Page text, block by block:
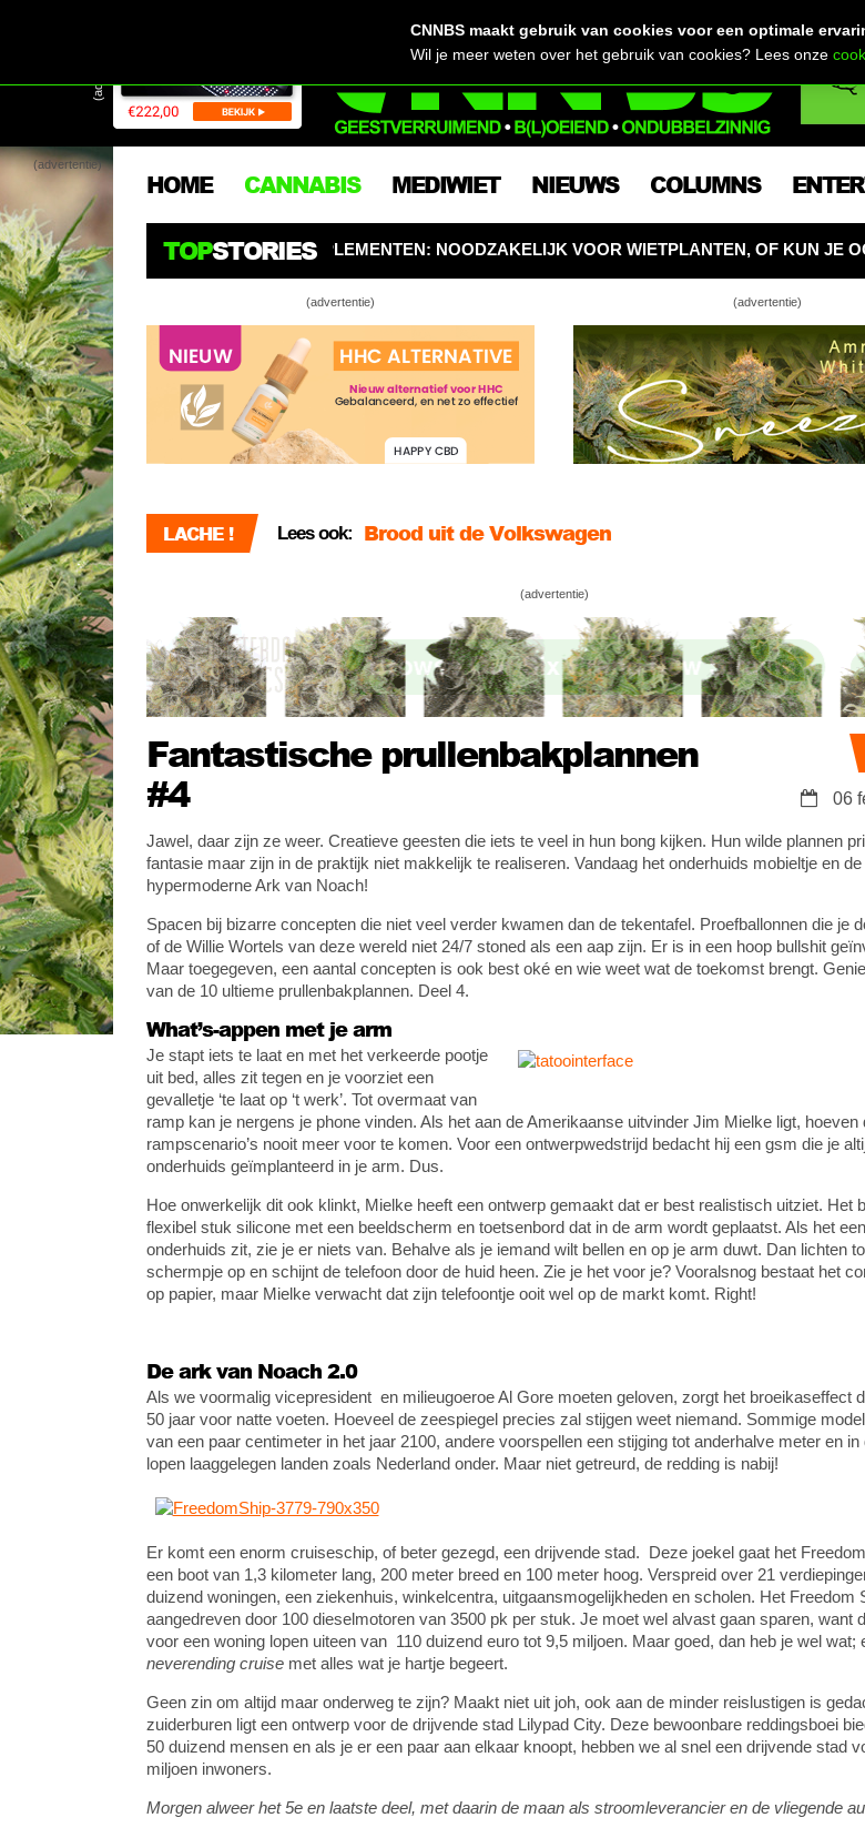
(advertentie)
(advertentie)
HOME CANNABIS MEDIWIET NIEUWS COLUMNS
TOPSTORIES
BOOSTERS EN SUPPLEMENTEN: NOODZAKELIJK VOOR WIETPLANTEN, OF KUN JE OOK ZONDER?
(advertentie) (advertentie)
LACHE ! Lees ook:
Fantastische prullenbakplannen #3
Brood uit de Volkswagen
Fantastische prullenbakplannen #3
Filmpremière: American Hustle
(advertentie)
Fantastische prullenbakplannen
#4
06
Jawel, daar zijn ze weer. Creatieve geesten die iets te veel in hun bong kijken. Hun wilde plannen
fantasie maar zijn in de praktijk niet makkelijk te realiseren. Vandaag het onderhuids mobieltje en de
hypermoderne Ark van Noach!
Spacen bij bizarre concepten die niet veel verder kwamen dan de tekentafel. Proefballonnen die je
of de Willie Wortels van deze wereld niet 24/7 stoned als een aap zijn. Er is in een hoop bullshit
Maar toegegeven, een aantal concepten is ook best oké en wie weet wat de toekomst brengt.
van de 10 ultieme prullenbakplannen. Deel 4.
What’s-appen met je arm
Je stapt iets te laat en met het verkeerde pootje
uit bed, alles zit tegen en je voorziet een
gevalletje ‘te laat op ‘t werk’. Tot overmaat van
ramp kan je nergens je phone vinden. Als het aan de Amerikaanse uitvinder Jim Mielke ligt, hoeven
rampscenario’s nooit meer voor te komen. Voor een ontwerpwedstrijd bedacht hij een gsm die je
onderhuids geïmplanteerd in je arm. Dus.
Hoe onwerkelijk dit ook klinkt, Mielke heeft een ontwerp gemaakt dat er best realistisch uitziet. Het
flexibel stuk silicone met een beeldscherm en toetsenbord dat in de arm wordt geplaatst. Als het
onderhuids zit, zie je er niets van. Behalve als je iemand wilt bellen en op je arm duwt. Dan lichten
schermpje op en schijnt de telefoon door de huid heen. Zie je het voor je? Vooralsnog bestaat het
op papier, maar Mielke verwacht dat zijn telefoontje ooit wel op de markt komt. Right!
De ark van Noach 2.0
Als we voormalig vicepresident en milieugoeroe Al Gore moeten geloven, zorgt het broeikaseffect
50 jaar voor natte voeten. Hoeveel de zeespiegel precies zal stijgen weet niemand. Sommige
van een paar centimeter in het jaar 2100, andere voorspellen een stijging tot anderhalve meter en in
lopen laaggelegen landen zoals Nederland onder. Maar niet getreurd, de redding is nabij!
Er komt een enorm cruiseschip, of beter gezegd, een drijvende stad. Deze joekel gaat het
een boot van 1,3 kilometer lang, 200 meter breed en 100 meter hoog. Verspreid over 21
duizend woningen, een ziekenhuis, winkelcentra, uitgaansmogelijkheden en scholen. Het Freedom
aangedreven door 100 dieselmotoren van 3500 pk per stuk. Je moet wel alvast gaan sparen, want
voor een woning lopen uiteen van 110 duizend euro tot 9,5 miljoen. Maar goed, dan heb je wel wat;
neverending cruise met alles wat je hartje begeert.
Geen zin om altijd maar onderweg te zijn? Maakt niet uit joh, ook aan de minder reislustigen is
zuiderburen ligt een ontwerp voor de drijvende stad Lilypad City. Deze bewoonbare reddingsboei
50 duizend mensen en als je er een paar aan elkaar knoopt, hebben we al snel een drijvende stad
miljoen inwoners.
Morgen alweer het 5e en laatste deel, met daarin de maan als stroomleverancier en de vliegende
CNNBS maakt gebruik van cookies voor een optimale
Wil je meer weten over het gebruik van cookies? Lees onze